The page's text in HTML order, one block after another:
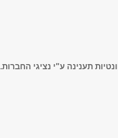
תענינה ע"י נציגי החברות.